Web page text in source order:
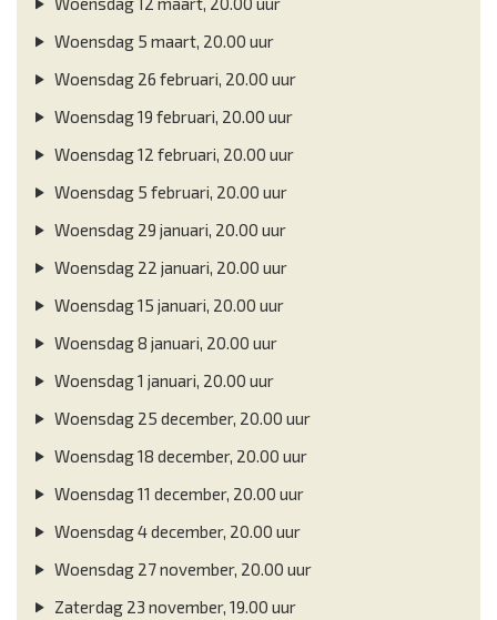
Woensdag 5 maart, 20.00 uur
Woensdag 26 februari, 20.00 uur
Woensdag 19 februari, 20.00 uur
Woensdag 12 februari, 20.00 uur
Woensdag 5 februari, 20.00 uur
Woensdag 29 januari, 20.00 uur
Woensdag 22 januari, 20.00 uur
Woensdag 15 januari, 20.00 uur
Woensdag 8 januari, 20.00 uur
Woensdag 1 januari, 20.00 uur
Woensdag 25 december, 20.00 uur
Woensdag 18 december, 20.00 uur
Woensdag 11 december, 20.00 uur
Woensdag 4 december, 20.00 uur
Woensdag 27 november, 20.00 uur
Zaterdag 23 november, 19.00 uur